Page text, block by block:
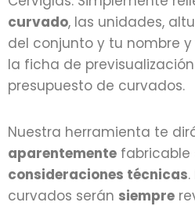
curvado, las unidades,
del conjunto y tu nombre
la ficha de
presupuesto de curvados.
Nuestra herramienta te
aparentemente fabricable
consideraciones técnicas
curvados serán siempre